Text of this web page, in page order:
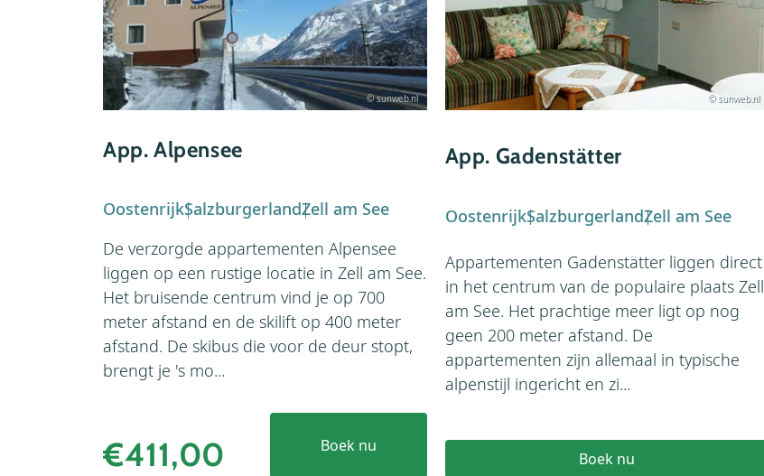
© sunweb.nl
App. Alpensee
OostenrijkSalzburgerlandZell am See
De verzorgde appartementen Alpensee
liggen op een rustige locatie in Zell am See.
Het bruisende centrum vind je op 700
meter afstand en de skilift op 400 meter
afstand. De skibus die voor de deur stopt,
brengt je 's mo...
€411,00 Boek nu
© sunweb.nl
App. Gadenstätter
OostenrijkSalzburgerlandZell am See
Appartementen Gadenstätter liggen direct
in het centrum van de populaire plaats Zell
am See. Het prachtige meer ligt op nog
geen 200 meter afstand. De
appartementen zijn allemaal in typische
alpenstijl ingericht en zi...
Boek nu